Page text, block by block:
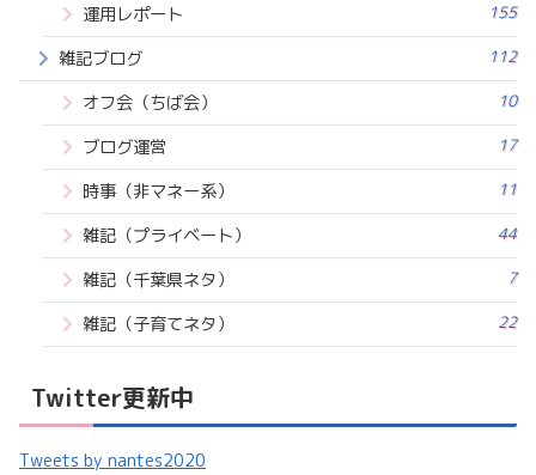
運用レポート 155
雑記ブログ 112
オフ会（ちば会） 10
ブログ運営 17
時事（非マネー系） 11
雑記（プライベート） 44
雑記（千葉県ネタ） 7
雑記（子育てネタ） 22
Twitter更新中
Tweets by nantes2020